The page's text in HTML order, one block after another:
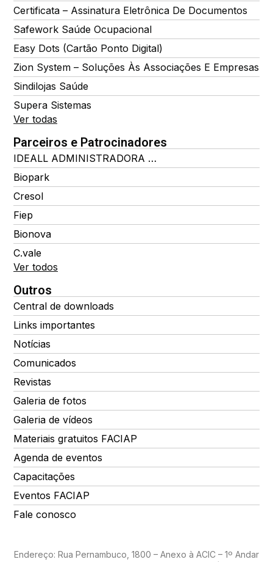
Certificata – Assinatura Eletrônica De Documentos
Safework Saúde Ocupacional
Easy Dots (Cartão Ponto Digital)
Zion System – Soluções Às Associações E Empresas
Sindilojas Saúde
Supera Sistemas
Ver todas
Parceiros e Patrocinadores
IDEALL ADMINISTRADORA DE BENEFÍCIOS
Biopark
Cresol
Fiep
Bionova
C.vale
Ver todos
Outros
Central de downloads
Links importantes
Notícias
Comunicados
Revistas
Galeria de fotos
Galeria de vídeos
Materiais gratuitos FACIAP
Agenda de eventos
Capacitações
Eventos FACIAP
Fale conosco
Endereço: Rua Pernambuco, 1800 – Anexo à ACIC – 1º Andar